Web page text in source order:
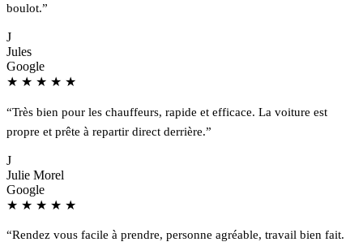
boulot.”
J
Jules
Google
★ ★ ★ ★ ★
“Très bien pour les chauffeurs, rapide et efficace. La voiture est
propre et prête à repartir direct derrière.”
J
Julie Morel
Google
★ ★ ★ ★ ★
“Rendez vous facile à prendre, personne agréable, travail bien fait.